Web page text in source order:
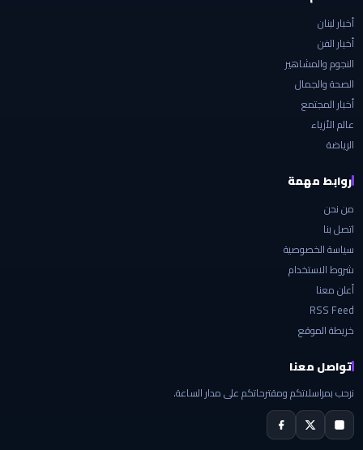
أخبار لبنان
أخبار الفن
النجوم والمشاهير
الصحة والجمال
أخبار المجتمع
عالم الأزياء
الرياضة
روابط مهمة
من نحن
اتصل بنا
سياسة الخصوصية
شروط الاستخدام
أعلن معنا
RSS Feed
خريطة الموقع
تواصل معنا
نرحب بمراسلاتكم ومقترحاتكم على مدار الساعة.